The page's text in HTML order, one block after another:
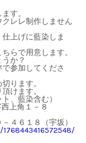
す。
レレ制作しません
上げに藍染しま
らで用意します。
か？
参加してくださ
ります。
けます。
、藍染含む）
上角１－８
４６１８（宇坂）